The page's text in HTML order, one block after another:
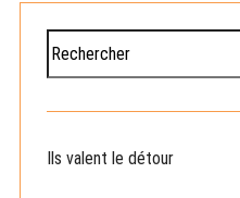
e
h
r Ils valent le détour